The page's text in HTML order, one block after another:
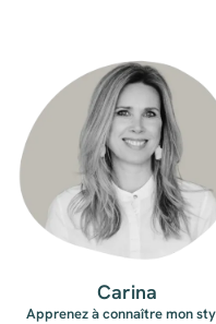
Carina
Apprenez à connaître mon